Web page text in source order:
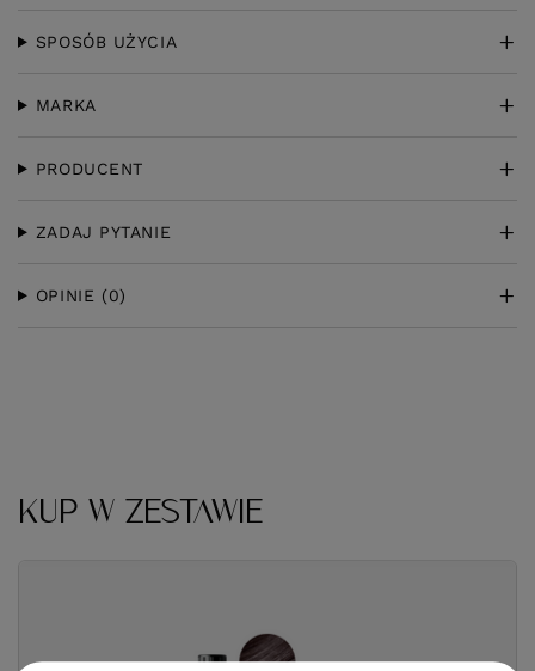
SPOSÓB UŻYCIA
MARKA
PRODUCENT
ZADAJ PYTANIE
OPINIE (0)
KUP W ZESTAWIE